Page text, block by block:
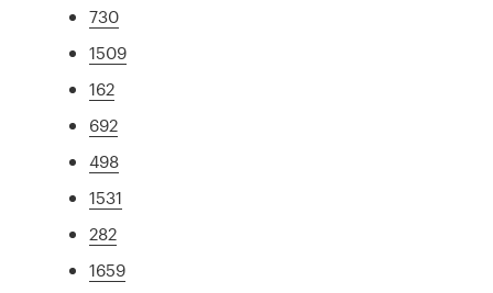
730
1509
162
692
498
1531
282
1659